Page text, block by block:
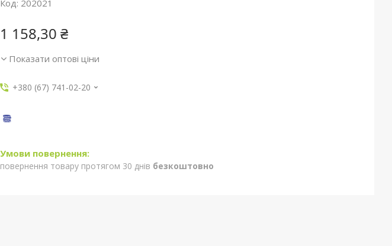
Код: 202021
1 158,30 ₴
Показати оптові ціни
+380 (67) 741-02-20
повернення товару протягом 30 днів безкоштовно